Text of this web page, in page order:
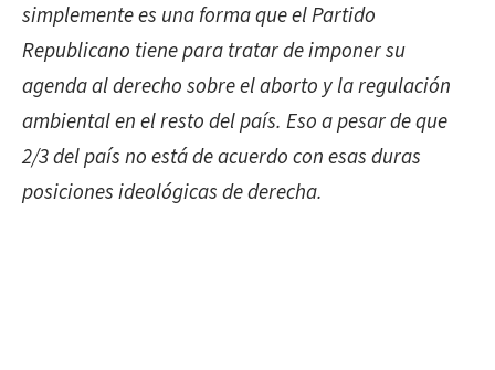
simplemente es una forma que el Partido
Republicano tiene para tratar de imponer su
agenda al derecho sobre el aborto y la regulación
ambiental en el resto del país. Eso a pesar de que
2/3 del país no está de acuerdo con esas duras
posiciones ideológicas de derecha.